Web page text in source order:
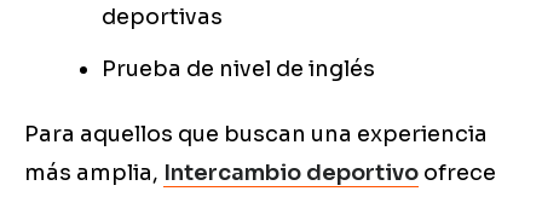
deportivas
Prueba de nivel de inglés
Para aquellos que buscan una experiencia
más amplia, Intercambio deportivo ofrece